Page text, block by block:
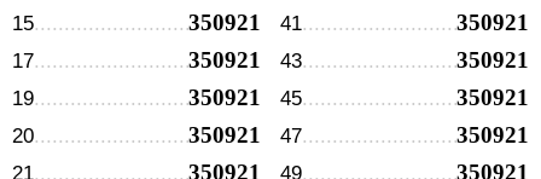
15 350921
17 350921
19 350921
20 350921
21 350921
41 350921
43 350921
45 350921
47 350921
49 350921